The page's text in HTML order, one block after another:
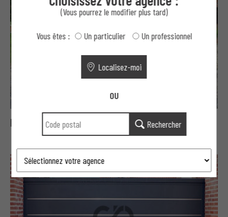
Portails Moderne aluminium aéré
(Vous pourrez le modifier plus tard)
Vous êtes : Un particulier Un professionnel
Localisez-moi
OU
Rechercher